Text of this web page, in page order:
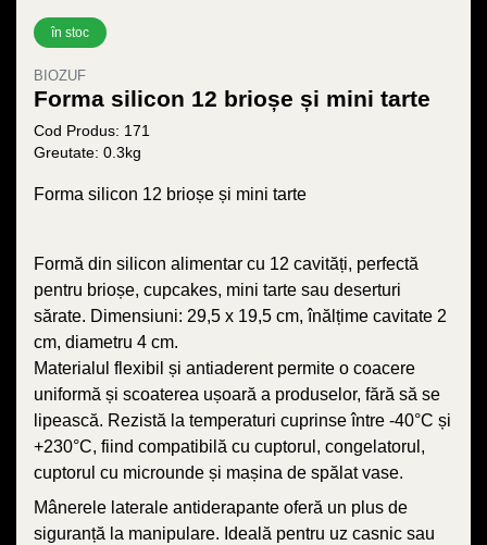
în stoc
BIOZUF
Forma silicon 12 brioșe și mini tarte
Cod Produs: 171
Greutate: 0.3kg
Forma silicon 12 brioșe și mini tarte
Formă din silicon alimentar cu 12 cavități, perfectă
pentru brioșe, cupcakes, mini tarte sau deserturi
sărate. Dimensiuni: 29,5 x 19,5 cm, înălțime cavitate 2
cm, diametru 4 cm.
Materialul flexibil și antiaderent permite o coacere
uniformă și scoaterea ușoară a produselor, fără să se
lipească. Rezistă la temperaturi cuprinse între -40°C și
+230°C, fiind compatibilă cu cuptorul, congelatorul,
cuptorul cu microunde și mașina de spălat vase.
Mânerele laterale antiderapante oferă un plus de
siguranță la manipulare. Ideală pentru uz casnic sau